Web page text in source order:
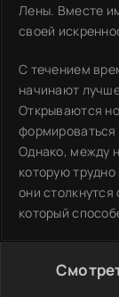
Лены. Вместе
своей
С течением
начинают
Открываются
формироваться
Однако, между
которую
они
который